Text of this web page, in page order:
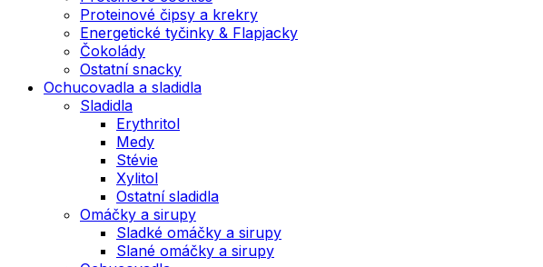
Proteinové čipsy a krekry
Energetické tyčinky & Flapjacky
Čokolády
Ostatní snacky
Ochucovadla a sladidla
Sladidla
Erythritol
Medy
Stévie
Xylitol
Ostatní sladidla
Omáčky a sirupy
Sladké omáčky a sirupy
Slané omáčky a sirupy